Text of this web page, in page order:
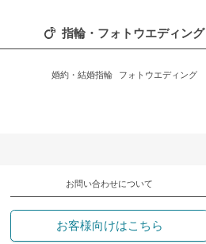
指輪・フォトウエディング
婚約・結婚指輪 フォトウエディング
お問い合わせについて
お客様向けはこちら